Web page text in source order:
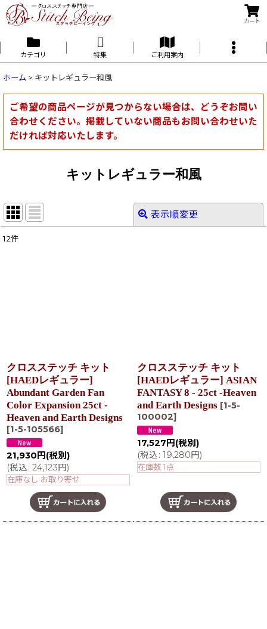
カート
カテゴリ 特集 ご利用案内
ホーム > キットレギュラー和風
ご希望の商品ページが見つからない場合は、どうぞお問い
合わせください。掲載していない商品もお問い合わせいた
だければ対応いたします。
キットレギュラー和風
表示順変更
12件
クロスステッチ キット
[HAEDレギュラー]
Abundant Garden Fan
Color Expansion 25ct -
Heaven and Earth Designs
[1-5-105566]
21,930 円 (税別)
(税込: 24,123円)
在庫なし お取り寄せ
クロスステッチ キット
[HAEDレギュラー] ASIAN
FANTASY 8 - 25ct -Heaven
and Earth Designs [1-5-
100002]
17,527 円 (税別)
(税込: 19,280円)
在庫数 1点